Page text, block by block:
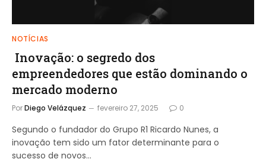
NOTÍCIAS
Inovação: o segredo dos
empreendedores que estão dominando o
mercado moderno
PorDiego Velázquez fevereiro 27, 2025 0
Segundo o fundador do Grupo R1 Ricardo Nunes, a
inovação tem sido um fator determinante para o
sucesso de novos…